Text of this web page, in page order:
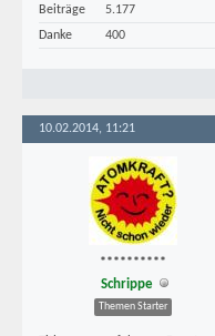
Beiträge
5.177
Danke
400
10.02.2014, 11:21
**********
Schrippe
Themen Starter